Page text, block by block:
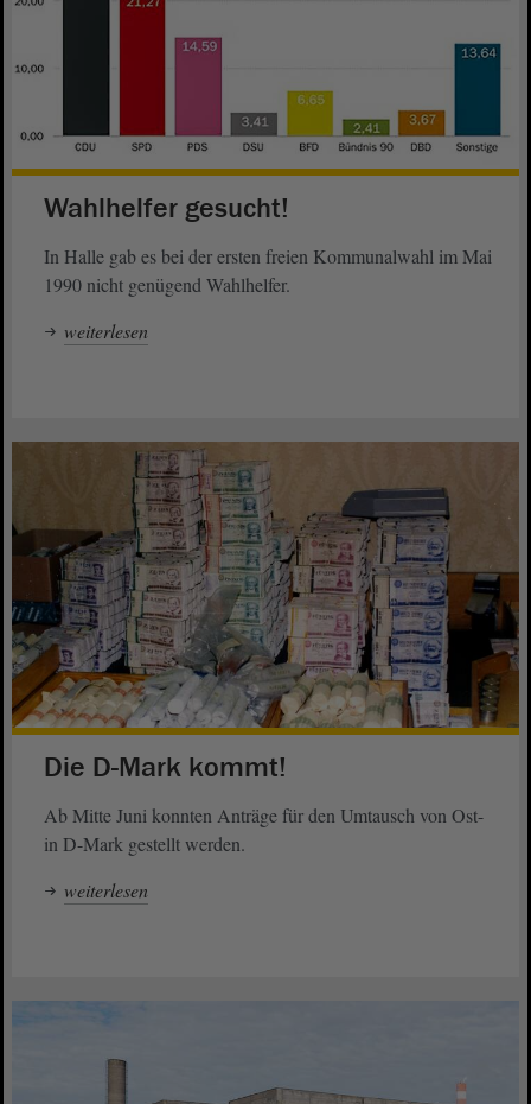
Wahlhelfer gesucht!
In Halle gab es bei der ersten freien Kommunalwahl im Mai
1990 nicht genügend Wahlhelfer.
weiterlesen
Die D-Mark kommt!
Ab Mitte Juni konnten Anträge für den Umtausch von Ost-
in D-Mark gestellt werden.
weiterlesen